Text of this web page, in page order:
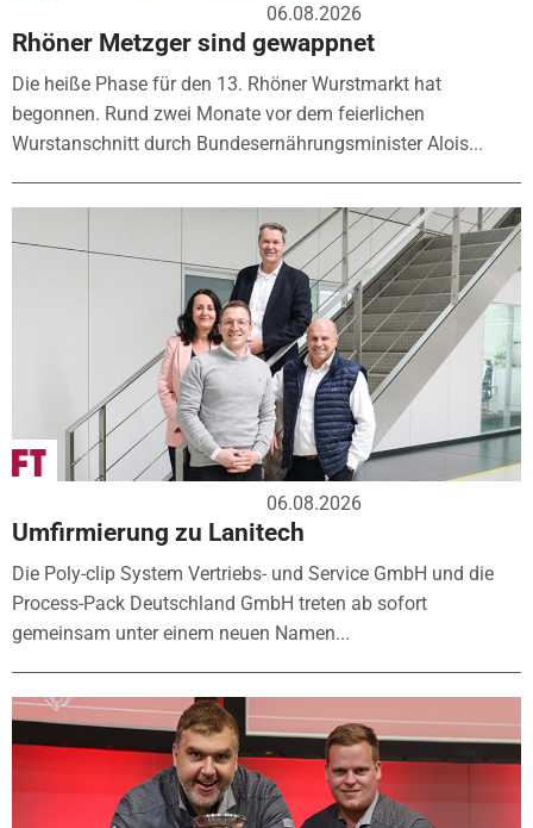
06.08.2026
Rhöner Metzger sind gewappnet
Die heiße Phase für den 13. Rhöner Wurstmarkt hat
begonnen. Rund zwei Monate vor dem feierlichen
Wurstanschnitt durch Bundesernährungsminister Alois...
06.08.2026
Umfirmierung zu Lanitech
Die Poly-clip System Vertriebs- und Service GmbH und die
Process-Pack Deutschland GmbH treten ab sofort
gemeinsam unter einem neuen Namen...